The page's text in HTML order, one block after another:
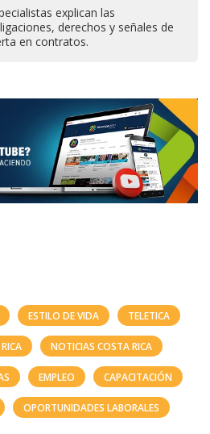
explican las
derechos y señales de
en contratos.
ESTILO DE VIDA TELETICA
NOTICIAS COSTA RICA
EMPLEO CAPACITACIÓN
OPORTUNIDADES LABORALES